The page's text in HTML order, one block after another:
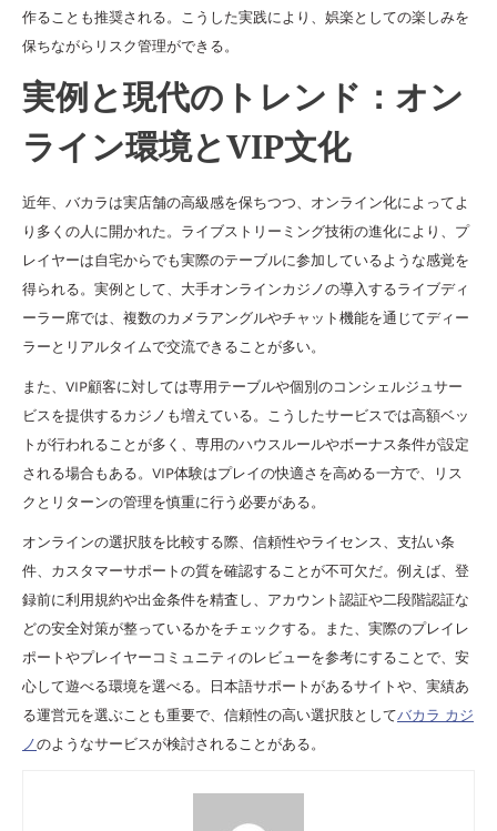
作ることも推奨される。こうした実践により、娯楽としての楽しみを
保ちながらリスク管理ができる。
実例と現代のトレンド：オン
ライン環境とVIP文化
近年、バカラは実店舗の高級感を保ちつつ、オンライン化によってよ
り多くの人に開かれた。ライブストリーミング技術の進化により、プ
レイヤーは自宅からでも実際のテーブルに参加しているような感覚を
得られる。実例として、大手オンラインカジノの導入するライブディ
ーラー席では、複数のカメラアングルやチャット機能を通じてディー
ラーとリアルタイムで交流できることが多い。
また、VIP顧客に対しては専用テーブルや個別のコンシェルジュサー
ビスを提供するカジノも増えている。こうしたサービスでは高額ベッ
トが行われることが多く、専用のハウスルールやボーナス条件が設定
される場合もある。VIP体験はプレイの快適さを高める一方で、リス
クとリターンの管理を慎重に行う必要がある。
オンラインの選択肢を比較する際、信頼性やライセンス、支払い条
件、カスタマーサポートの質を確認することが不可欠だ。例えば、登
録前に利用規約や出金条件を精査し、アカウント認証や二段階認証な
どの安全対策が整っているかをチェックする。また、実際のプレイレ
ポートやプレイヤーコミュニティのレビューを参考にすることで、安
心して遊べる環境を選べる。日本語サポートがあるサイトや、実績あ
る運営元を選ぶことも重要で、信頼性の高い選択肢としてバカラ カジ
ノのようなサービスが検討されることがある。